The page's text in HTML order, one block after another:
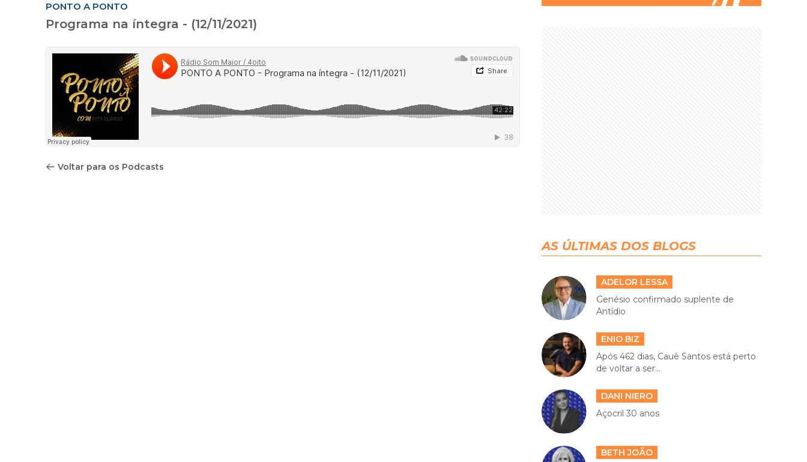
PONTO A PONTO
Programa na íntegra - (12/11/2021)
Voltar para os Podcasts
AS ÚLTIMAS DOS BLOGS
ADELOR LESSA
Genésio confirmado suplente de
Antídio
ENIO BIZ
Após 462 dias, Cauê Santos está perto
de voltar a ser...
DANI NIERO
Açocril 30 anos
BETH JOÃO